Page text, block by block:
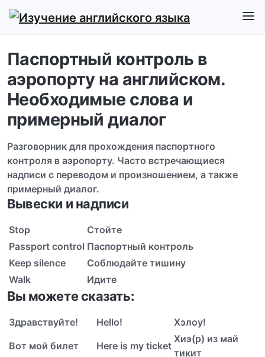
Паспортный контроль в
аэропорту на английском.
Необходимые слова и
примерный диалог
Разговорник для прохождения паспортного
контроля в аэропорту. Часто встречающиеся
надписи с переводом и произношением, а также
примерный диалог.
Вывески и надписи
Stop
Cтойте
Passport control Паспортный контроль
Keep silence
Соблюдайте тишину
Walk
Идите
Вы можете сказать:
Здравствуйте! Hello! Хэлоу!
Вот мой билет
Here is my ticket
Хиэ(р) из май
тикит